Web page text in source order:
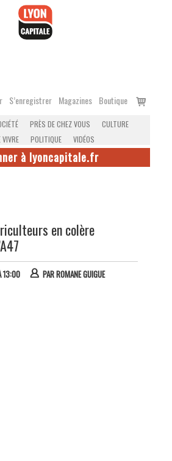
S’enregistrer Magazines Boutique
Voir
PRÈS DE CHEZ VOUS
CULTURE
POLITIQUE VIDÉOS
à lyoncapitale.fr
en colère
13:00 PARROMANE GUIGUE